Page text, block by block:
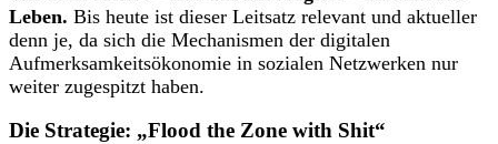
Leben. Bis heute ist dieser Leitsatz relevant und aktueller
denn je, da sich die Mechanismen der digitalen
Aufmerksamkeitsökonomie in sozialen Netzwerken nur
weiter zugespitzt haben.
Die Strategie: „Flood the Zone with Shit“